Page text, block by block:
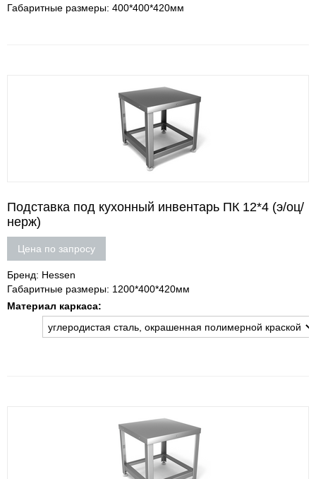
Габаритные размеры: 400*400*420мм
Подставка под кухонный инвентарь ПК 12*4 (э/оц/
нерж)
Цена по запросу
Бренд: Hessen
Габаритные размеры: 1200*400*420мм
Материал каркаса: